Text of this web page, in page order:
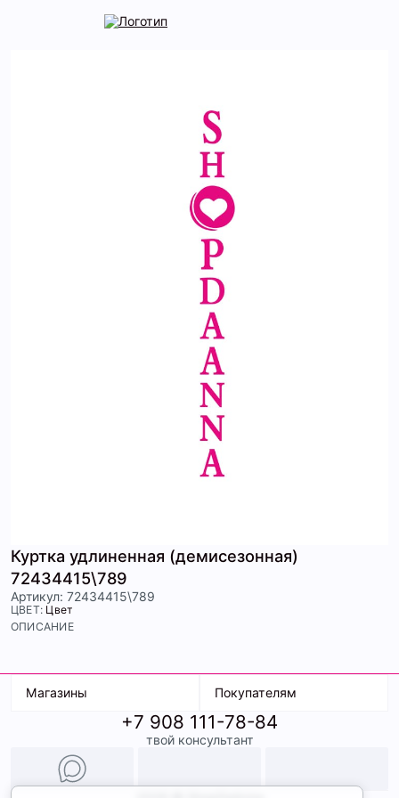
Куртка удлиненная (демисезонная)
72434415\789
Артикул: 72434415\789
ЦВЕТ: Цвет
ОПИСАНИЕ
Магазины
ТК Терминал
ТРК Континент
Покупателям
Доставка
Условия оплаты
Образы
+7 908 111-78-84
твой консультант